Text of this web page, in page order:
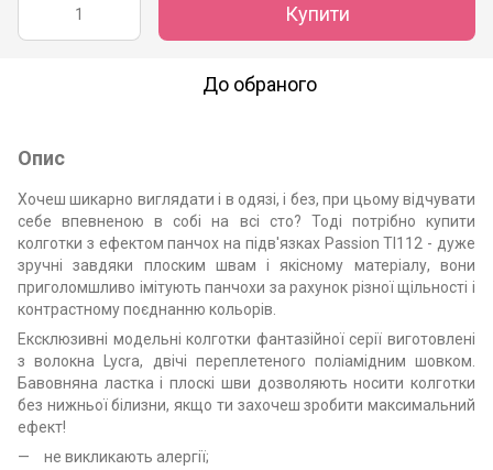
Купити
До обраного
Опис
Хочеш шикарно виглядати і в одязі, і без, при цьому відчувати
себе впевненою в собі на всі сто? Тоді потрібно купити
колготки з ефектом панчох на підв'язках Passion TI112 - дуже
зручні завдяки плоским швам і якісному матеріалу, вони
приголомшливо імітують панчохи за рахунок різної щільності і
контрастному поєднанню кольорів.
Ексклюзивні модельні колготки фантазійної серії виготовлені
з волокна Lycra, двічі переплетеного поліамідним шовком.
Бавовняна ластка і плоскі шви дозволяють носити колготки
без нижньої білизни, якщо ти захочеш зробити максимальний
ефект!
не викликають алергії;